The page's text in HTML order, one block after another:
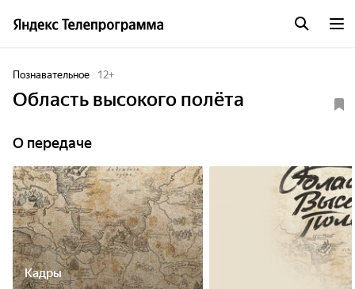
Познавательное 12+
Область высокого полёта
О передаче
Кадры